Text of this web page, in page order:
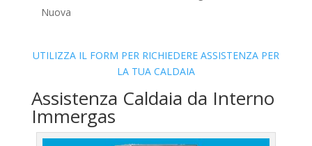
Nuova
UTILIZZA IL FORM PER RICHIEDERE ASSISTENZA PER
LA TUA CALDAIA
Assistenza Caldaia da Interno
Immergas